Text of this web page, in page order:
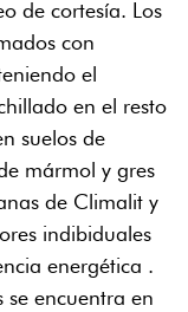
de cortesía. Los
con
el
en el resto
suelos de
mármol y gres
de Climalit y
indibiduales
energética .
encuentra en